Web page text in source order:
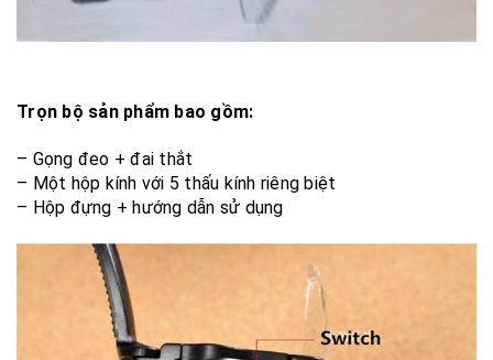
Trọn bộ sản phẩm bao gồm:
– Gọng đeo + đai thắt
– Một hộp kính với 5 thấu kính riêng biệt
– Hộp đựng + hướng dẫn sử dụng